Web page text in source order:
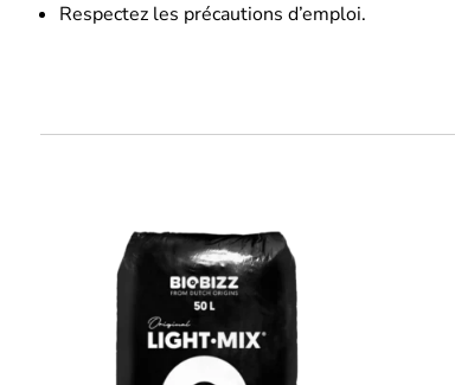
Respectez les précautions d’emploi.